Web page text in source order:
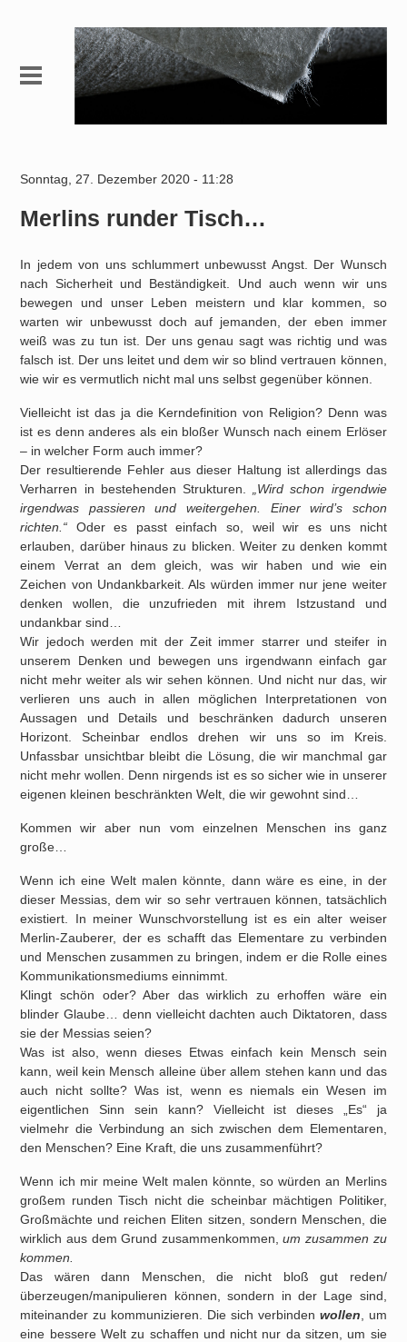
Sonntag, 27. Dezember 2020 - 11:28
Merlins runder Tisch…
In jedem von uns schlummert unbewusst Angst. Der Wunsch
nach Sicherheit und Beständigkeit. Und auch wenn wir uns
bewegen und unser Leben meistern und klar kommen, so
warten wir unbewusst doch auf jemanden, der eben immer
weiß was zu tun ist. Der uns genau sagt was richtig und was
falsch ist. Der uns leitet und dem wir so blind vertrauen können,
wie wir es vermutlich nicht mal uns selbst gegenüber können.
Vielleicht ist das ja die Kerndefinition von Religion? Denn was
ist es denn anderes als ein bloßer Wunsch nach einem Erlöser
– in welcher Form auch immer?
Der resultierende Fehler aus dieser Haltung ist allerdings das
Verharren in bestehenden Strukturen.
„Wird schon irgendwie
irgendwas passieren und weitergehen. Einer wird’s schon
richten.“ Oder es passt einfach so, weil wir es uns nicht
erlauben, darüber hinaus zu blicken. Weiter zu denken kommt
einem Verrat an dem gleich, was wir haben und wie ein
Zeichen von Undankbarkeit. Als würden immer nur jene weiter
denken wollen, die unzufrieden mit ihrem Istzustand und
undankbar sind…
Wir jedoch werden mit der Zeit immer starrer und steifer in
unserem Denken und bewegen uns irgendwann einfach gar
nicht mehr weiter als wir sehen können. Und nicht nur das, wir
verlieren uns auch in allen möglichen Interpretationen von
Aussagen und Details und beschränken dadurch unseren
Horizont. Scheinbar endlos drehen wir uns so im Kreis.
Unfassbar unsichtbar bleibt die Lösung, die wir manchmal gar
nicht mehr wollen. Denn nirgends ist es so sicher wie in unserer
eigenen kleinen beschränkten Welt, die wir gewohnt sind…
Kommen wir aber nun vom einzelnen Menschen ins ganz
große…
Wenn ich eine Welt malen könnte, dann wäre es eine, in der
dieser Messias, dem wir so sehr vertrauen können, tatsächlich
existiert. In meiner Wunschvorstellung ist es ein alter weiser
Merlin-Zauberer, der es schafft das Elementare zu verbinden
und Menschen zusammen zu bringen, indem er die Rolle eines
Kommunikationsmediums einnimmt.
Klingt schön oder? Aber das wirklich zu erhoffen wäre ein
blinder Glaube… denn vielleicht dachten auch Diktatoren, dass
sie der Messias seien?
Was ist also, wenn dieses Etwas einfach kein Mensch sein
kann, weil kein Mensch alleine über allem stehen kann und das
auch nicht sollte? Was ist, wenn es niemals ein Wesen im
eigentlichen Sinn sein kann? Vielleicht ist dieses „Es“ ja
vielmehr die Verbindung an sich zwischen dem Elementaren,
den Menschen? Eine Kraft, die uns zusammenführt?
Wenn ich mir meine Welt malen könnte, so würden an Merlins
großem runden Tisch nicht die scheinbar mächtigen Politiker,
Großmächte und reichen Eliten sitzen, sondern Menschen, die
wirklich aus dem Grund zusammenkommen,um zusammen zu
kommen.
Das wären dann Menschen, die nicht bloß gut reden/
überzeugen/manipulieren können, sondern in der Lage sind,
miteinander zu kommunizieren. Die sich verbinden wollen , um
eine bessere Welt zu schaffen und nicht nur da sitzen, um sie